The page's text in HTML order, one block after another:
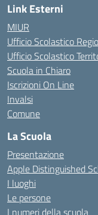
Link Esterni
MIUR
Ufficio Scolastico
Ufficio Scolastico
Scuola in Chiaro
Iscrizioni On Line
Invalsi
Comune
La Scuola
Presentazione
Apple Distinguished
I luoghi
Le persone
I numeri della scuola